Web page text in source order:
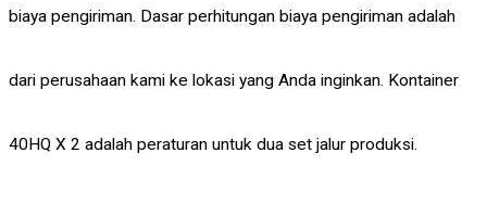
biaya pengiriman. Dasar perhitungan biaya pengiriman adalah
dari perusahaan kami ke lokasi yang Anda inginkan. Kontainer
40HQ X 2 adalah peraturan untuk dua set jalur produksi.